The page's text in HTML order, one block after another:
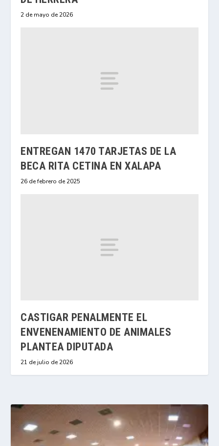
2 de mayo de 2026
ENTREGAN 1470 TARJETAS DE LA
BECA RITA CETINA EN XALAPA
26 de febrero de 2025
CASTIGAR PENALMENTE EL
ENVENENAMIENTO DE ANIMALES
PLANTEA DIPUTADA
21 de julio de 2026